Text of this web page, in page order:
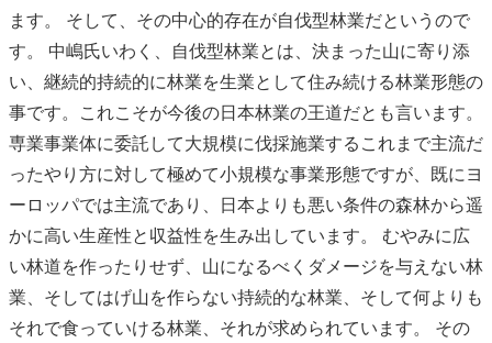
ます。 そして、その中心的存在が自伐型林業だというので
す。 中嶋氏いわく、自伐型林業とは、決まった山に寄り添
い、継続的持続的に林業を生業として住み続ける林業形態の
事です。これこそが今後の日本林業の王道だとも言います。
専業事業体に委託して大規模に伐採施業するこれまで主流だ
ったやり方に対して極めて小規模な事業形態ですが、既にヨ
ーロッパでは主流であり、日本よりも悪い条件の森林から遥
かに高い生産性と収益性を生み出しています。 むやみに広
い林道を作ったりせず、山になるべくダメージを与えない林
業、そしてはげ山を作らない持続的な林業、そして何よりも
それで食っていける林業、それが求められています。 その